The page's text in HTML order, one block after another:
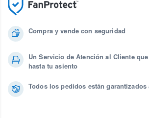
Compra y vende con seguridad
Un Servicio de Atención al Cliente
hasta tu asiento
Todos los pedidos están garantizados